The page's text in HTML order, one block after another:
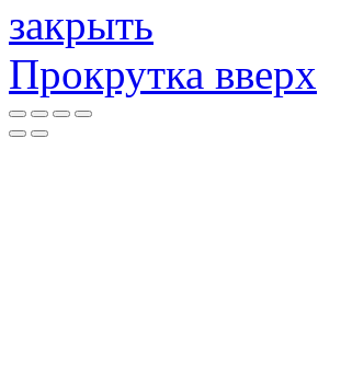
закрыть
Прокрутка вверх